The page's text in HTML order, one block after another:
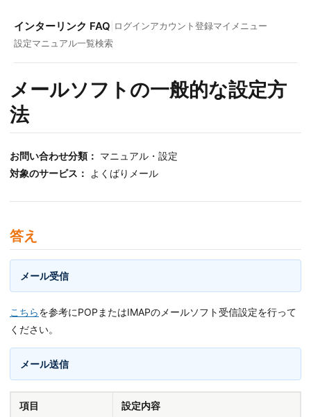
インターリンク FAQ ログインアカウント登録マイメニュー
設定マニュアル一覧検索
メールソフトの一般的な設定方
法
お問い合わせ分類： マニュアル・設定
対象のサービス：
よくばりメール
答え
メール受信
こちらを参考にPOPまたはIMAPのメールソフト受信設定を行って
ください。
メール送信
項目 設定内容